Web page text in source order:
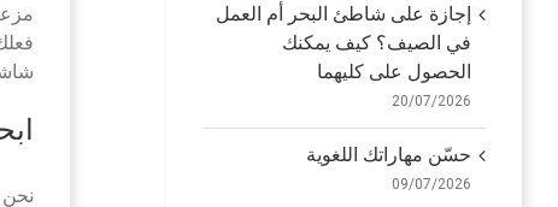
إجازة على شاطئ البحر أم العمل
في الصيف؟ كيف يمكنك
الحصول على كليهما
20/07/2026
حسّن مهاراتك اللغوية
09/07/2026